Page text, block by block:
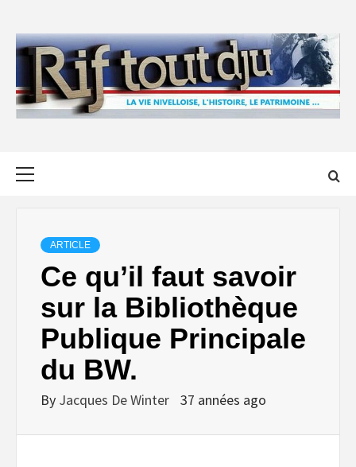
content
ARTICLE
Ce qu’il faut savoir
sur la Bibliothèque
Publique Principale
du BW.
By Jacques De Winter 37 années ago